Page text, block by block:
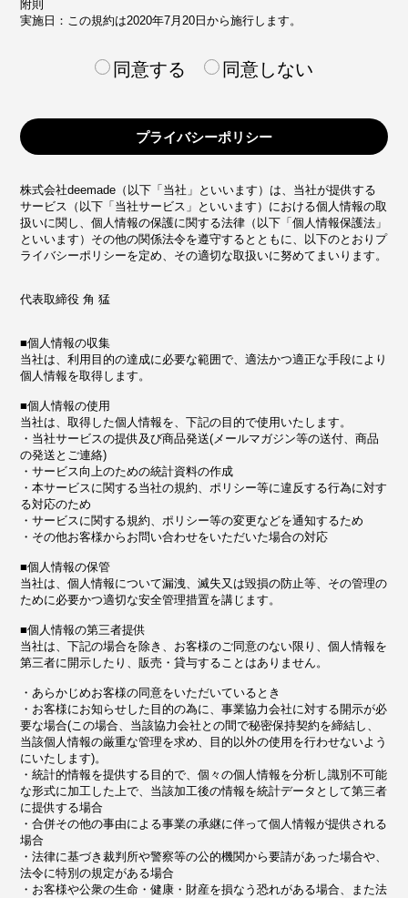
附則
実施日：この規約は2020年7月20日から施行します。
同意する 同意しない
プライバシーポリシー
株式会社deemade（以下「当社」といいます）は、当社が提供する
サービス（以下「当社サービス」といいます）における個人情報の取
扱いに関し、個人情報の保護に関する法律（以下「個人情報保護法」
といいます）その他の関係法令を遵守するとともに、以下のとおりプ
ライバシーポリシーを定め、その適切な取扱いに努めてまいります。
代表取締役 角 猛
■個人情報の収集
当社は、利用目的の達成に必要な範囲で、適法かつ適正な手段により
個人情報を取得します。
■個人情報の使用
当社は、取得した個人情報を、下記の目的で使用いたします。
・当社サービスの提供及び商品発送(メールマガジン等の送付、商品
の発送とご連絡)
・サービス向上のための統計資料の作成
・本サービスに関する当社の規約、ポリシー等に違反する行為に対す
る対応のため
・サービスに関する規約、ポリシー等の変更などを通知するため
・その他お客様からお問い合わせをいただいた場合の対応
■個人情報の保管
当社は、個人情報について漏洩、滅失又は毀損の防止等、その管理の
ために必要かつ適切な安全管理措置を講じます。
■個人情報の第三者提供
当社は、下記の場合を除き、お客様のご同意のない限り、個人情報を
第三者に開示したり、販売・貸与することはありません。
・あらかじめお客様の同意をいただいているとき
・お客様にお知らせした目的の為に、事業協力会社に対する開示が必
要な場合(この場合、当該協力会社との間で秘密保持契約を締結し、
当該個人情報の厳重な管理を求め、目的以外の使用を行わせないよう
にいたします)。
・統計的情報を提供する目的で、個々の個人情報を分析し識別不可能
な形式に加工した上で、当該加工後の情報を統計データとして第三者
に提供する場合
・合併その他の事由による事業の承継に伴って個人情報が提供される
場合
・法律に基づき裁判所や警察等の公的機関から要請があった場合や、
法令に特別の規定がある場合
・お客様や公衆の生命・健康・財産を損なう恐れがある場合、また法